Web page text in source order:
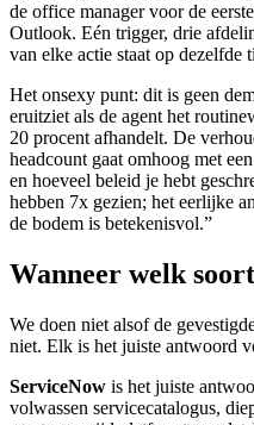
de office manager voor de
Outlook. Eén trigger, drie
van elke actie staat op dezelfde
Het onsexy punt: dit is geen
eruitziet als de agent het
20 procent afhandelt. De
headcount gaat omhoog met
en hoeveel beleid je hebt
hebben 7x gezien; het eerlijke
de bodem is betekenisvol.”
Wanneer welk
We doen niet alsof de
niet. Elk is het juiste antwoord
ServiceNow is het juiste
volwassen servicecatalogus,